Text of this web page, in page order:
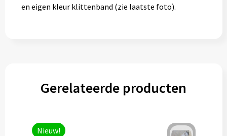
en eigen kleur klittenband (zie laatste foto).
Gerelateerde producten
Nieuw!